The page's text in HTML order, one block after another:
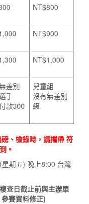
NT$800
NT$900
NT$1,000
差別
手
款300
兒童組
沒有無差別
級
、檢錄時，請攜帶 符
。
期五) 晚上8:00 台灣
查日截止前與主辦單
賽資料修正)